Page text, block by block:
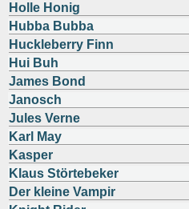
Holle Honig
Hubba Bubba
Huckleberry Finn
Hui Buh
James Bond
Janosch
Jules Verne
Karl May
Kasper
Klaus Störtebeker
Der kleine Vampir